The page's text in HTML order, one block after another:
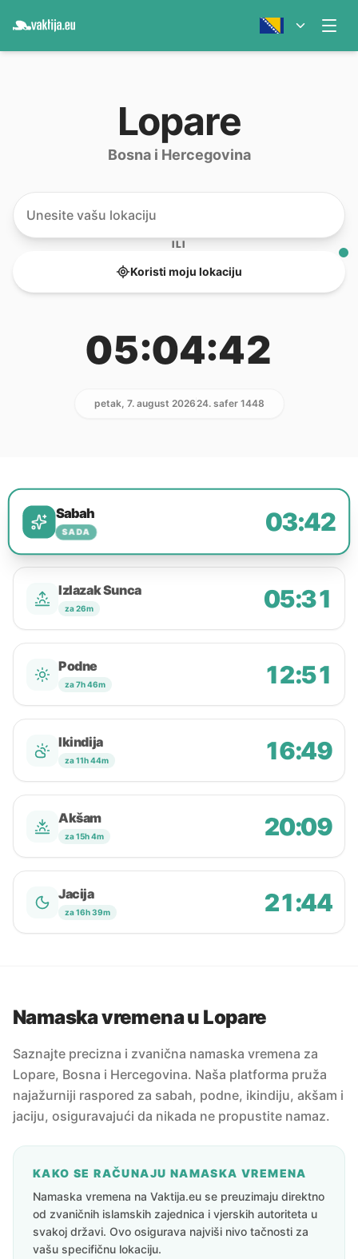
Lopare
Bosna i Hercegovina
ILI
Koristi moju lokaciju
05:04:42
petak, 7. august 202624. safer 1448
Sabah
SADA 03:42
Izlazak Sunca
za 26m 05:31
Podne
za 7h 46m 12:51
Ikindija
za 11h 44m 16:49
Akšam
za 15h 4m 20:09
Jacija
za 16h 39m 21:44
Namaska vremena u Lopare
Saznajte precizna i zvanična namaska vremena za
Lopare, Bosna i Hercegovina. Naša platforma pruža
najažurniji raspored za sabah, podne, ikindiju, akšam i
jaciju, osiguravajući da nikada ne propustite namaz.
KAKO SE RAČUNAJU NAMASKA VREMENA
Namaska vremena na Vaktija.eu se preuzimaju direktno
od zvaničnih islamskih zajednica i vjerskih autoriteta u
svakoj državi. Ovo osigurava najviši nivo tačnosti za
vašu specifičnu lokaciju.